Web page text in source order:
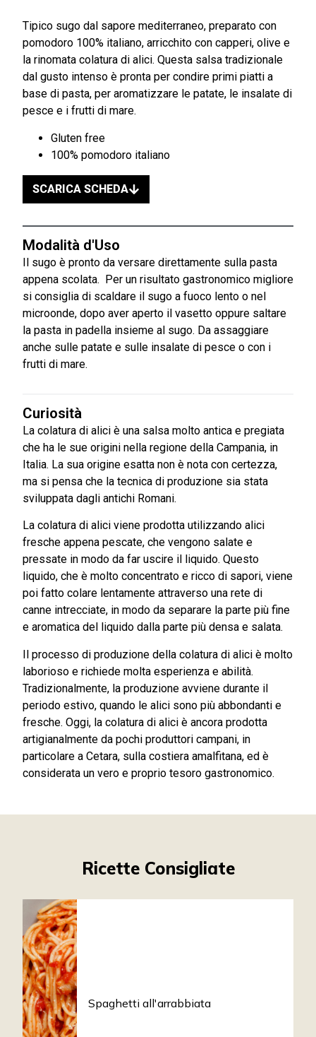
Tipico sugo dal sapore mediterraneo, preparato con
pomodoro 100% italiano, arricchito con capperi, olive e
la rinomata colatura di alici. Questa salsa tradizionale
dal gusto intenso è pronta per condire primi piatti a
base di pasta, per aromatizzare le patate, le insalate di
pesce e i frutti di mare.
Gluten free
100% pomodoro italiano
SCARICA SCHEDA
Modalità d'Uso
Il sugo è pronto da versare direttamente sulla pasta
appena scolata. Per un risultato gastronomico migliore
si consiglia di scaldare il sugo a fuoco lento o nel
microonde, dopo aver aperto il vasetto oppure saltare
la pasta in padella insieme al sugo. Da assaggiare
anche sulle patate e sulle insalate di pesce o con i
frutti di mare.
Curiosità
La colatura di alici è una salsa molto antica e pregiata
che ha le sue origini nella regione della Campania, in
Italia. La sua origine esatta non è nota con certezza,
ma si pensa che la tecnica di produzione sia stata
sviluppata dagli antichi Romani.
La colatura di alici viene prodotta utilizzando alici
fresche appena pescate, che vengono salate e
pressate in modo da far uscire il liquido. Questo
liquido, che è molto concentrato e ricco di sapori, viene
poi fatto colare lentamente attraverso una rete di
canne intrecciate, in modo da separare la parte più fine
e aromatica del liquido dalla parte più densa e salata.
Il processo di produzione della colatura di alici è molto
laborioso e richiede molta esperienza e abilità.
Tradizionalmente, la produzione avviene durante il
periodo estivo, quando le alici sono più abbondanti e
fresche. Oggi, la colatura di alici è ancora prodotta
artigianalmente da pochi produttori campani, in
particolare a Cetara, sulla costiera amalfitana, ed è
considerata un vero e proprio tesoro gastronomico.
Ricette Consigliate
Spaghetti all'arrabbiata